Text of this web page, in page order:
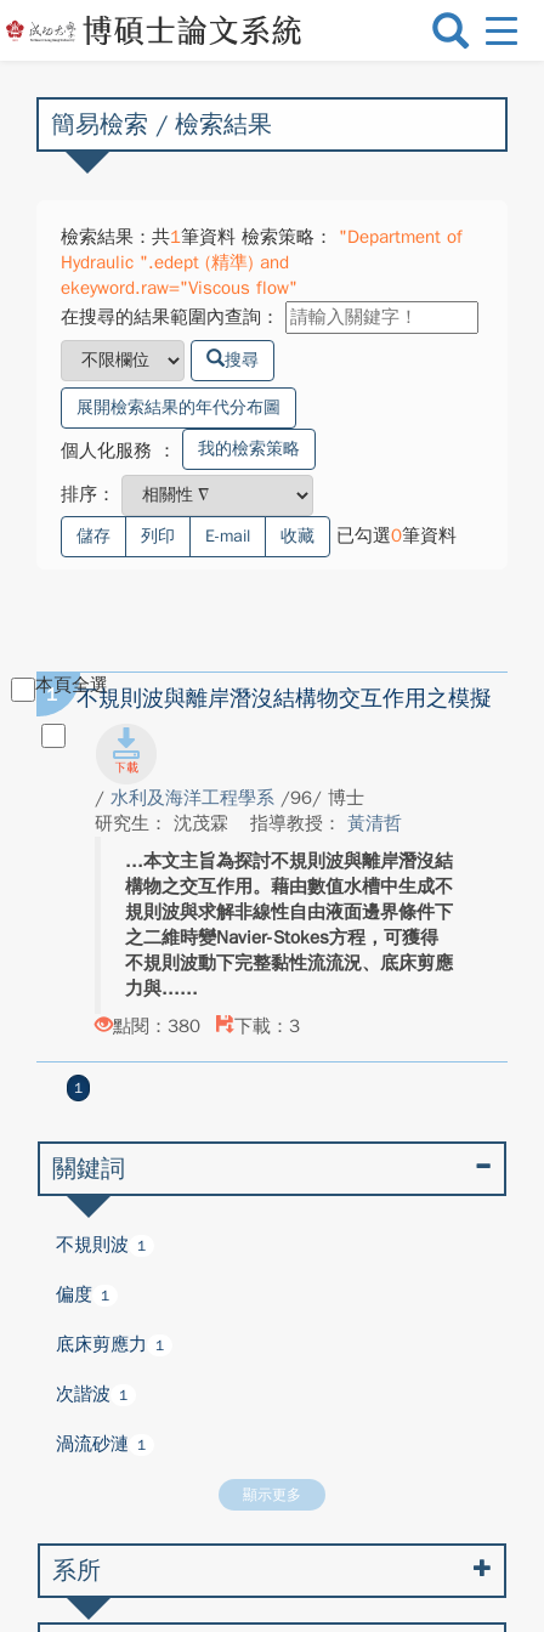
選
換
簡易檢索 / 檢索結果
檢索結果：共1筆資料 檢索策略：
"Department of
Hydraulic ".edept (精準) and
ekeyword.raw="Viscous flow"
在搜尋的結果範圍內查詢：
搜尋
展開檢索結果的年代分布圖
個人化服務 ： 我的檢索策略
排序：
儲存 列印 E-mail 收藏 已勾選0筆資料
本頁全選
1 不規則波與離岸潛沒結構物交互作用之模擬
/ 水利及海洋工程學系 /96/ 博士
研究生： 沈茂霖
指導教授： 黃清哲
本文主旨為探討不規則波與離岸潛沒結
構物之交互作用。藉由數值水槽中生成不
規則波與求解非線性自由液面邊界條件下
之二維時變Navier-Stokes方程，可獲得
不規則波動下完整黏性流流況、底床剪應
力與...
點閱：380
下載：3
1
關鍵詞
不規則波 1
偏度 1
底床剪應力 1
次諧波 1
渦流砂漣 1
顯示更多
系所